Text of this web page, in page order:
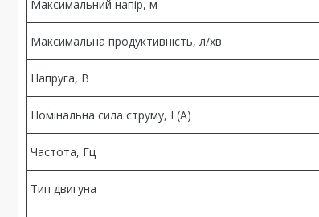
Максимальний напір, м
Максимальна продуктивність, л/хв
Напруга, В
Номінальна сила струму, I (А)
Частота, Гц
Тип двигуна